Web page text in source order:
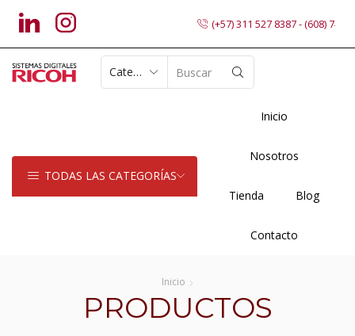
(+57) 311 527 8387 - (608)
SEARCH
TODAS LAS CATEGORÍAS
Inicio
Nosotros
Tienda Blog
Contacto
Inicio
PRODUCTOS